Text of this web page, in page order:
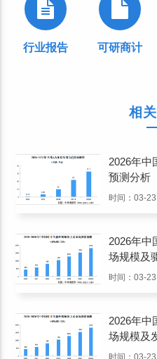
行业报告 可研商计
相
2026年中
预测分析
时间：03-
2026年中
场规模及
时间：03-
2026年中
场规模及